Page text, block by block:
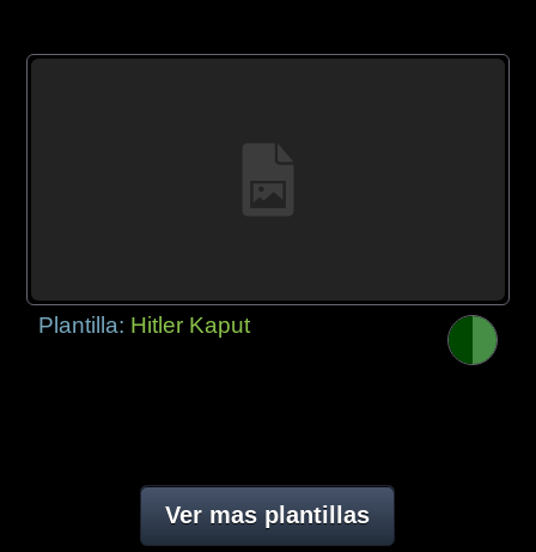
Plantilla: Hitler Kaput
Ver mas plantillas